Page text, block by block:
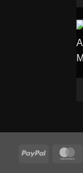
PayPal